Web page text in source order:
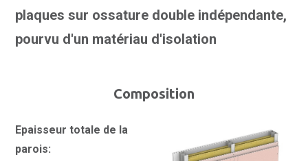
plaques sur ossature double indépendante,
pourvu d'un matériau d'isolation
Composition
Epaisseur totale de la
parois: